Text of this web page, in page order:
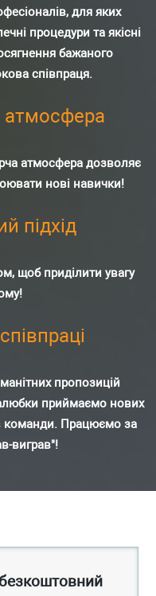
для яких
процедури та якісні
бажаного
співпраця.
атмосфера дозволяє
нові навички!
підхід
щоб приділити увагу
пропозицій
приймаємо нових
команди. Працюємо за
виграв"!